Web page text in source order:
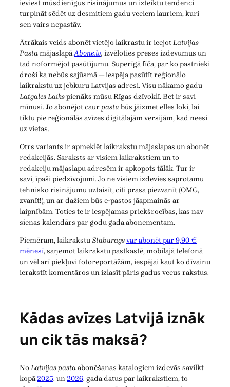
ieviest mūsdienīgus risinājumus un izteiktu tendenci
turpināt sēdēt uz desmitiem gadu veciem lauriem, kuri
sen vairs nepastāv.
Ātrākais veids abonēt vietējo laikrastu ir ieejotLatvijas
PastamājaslapāAbone.lv, izvēloties preses izdevumus un
tad noformējot pasūtījumu. Superīgā fīča, par ko pastnieki
droši ka nebūs sajūsmā — iespēja pasūtīt reģionālo
laikrakstu uz jebkuru Latvijas adresi. Visu nākamo gadu
Latgales Laikspienāks mūsu Rīgas dzīvoklī. Bet ir savi
mīnusi. Jo abonējot caurpastubūs jāizmet elles loki, lai
tiktu pie reģionālās avīzes digitālajām versijām, kad neesi
uz vietas.
Otrs variants ir apmeklēt laikrakstu mājaslapas un abonēt
redakcijās. Saraksts ar visiem laikrakstiem un to
redakciju mājaslapu adresēm ir apkopots tālāk. Tur ir
savi, īpaši piedzīvojumi. Jo ne visiem izdevies saprotamu
tehnisko risinājumu uztaisīt, citi prasa piezvanīt (OMG,
zvanīt!), un ar dažiem būs e-pastos jāapmainās ar
laipnībām. Toties te ir iespējamas priekšrocības, kas nav
sienas kalendārs par godu gada abonementam.
Piemēram, laikrakstuStaburagsvar abonēt par 9,90 €
mēnesī, saņemot laikrakstu pastkastē, mobilajā telefonā
un vēl arī piekļuvi fotoreportāžām, iespējai kaut ko dīvainu
ierakstīt komentāros un izlasīt pāris gadus vecus rakstus.
Kādas avīzes Latvijā iznāk
un cik tās maksā?
NoLatvijas pastaabonēšanas katalogiem izdevās savilkt
kopā2025. un2026. gada datus par laikrakstiem, to